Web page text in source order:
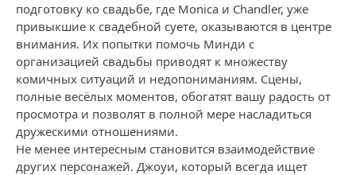
подготовку ко свадьбе, где Monica и Chandler, уже
привыкшие к свадебной суете, оказываются в центре
внимания. Их попытки помочь Минди с
организацией свадьбы приводят к множеству
комичных ситуаций и недопониманиям. Сцены,
полные весёлых моментов, обогатят вашу радость от
просмотра и позволят в полной мере насладиться
дружескими отношениями.
Не менее интересным становится взаимодействие
других персонажей. Джоуи, который всегда ищет